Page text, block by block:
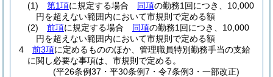
(1)
第1項に規定する場合 同項の勤務1回につき、10,000
円を超えない範囲内において市規則で定める額
(2)
前項に規定する場合 同項の勤務1回につき、10,000
円を超えない範囲内において市規則で定める額
4
前3項に定めるもののほか、管理職員特別勤務手当の支給
に関し必要な事項は、市規則で定める。
(平26条例37・平30条例7・令7条例3・一部改正)